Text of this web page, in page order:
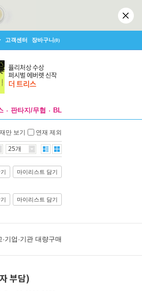
고객센터 장바구니(0)
판타지/무협 BL
만 보기 연재 제외
25개
마이리스트 담기
마이리스트 담기
·기업·기관 대량구매
부담)